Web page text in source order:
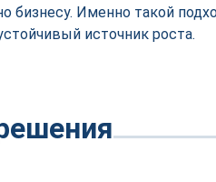
бизнесу. Именно такой
источник роста.⠀